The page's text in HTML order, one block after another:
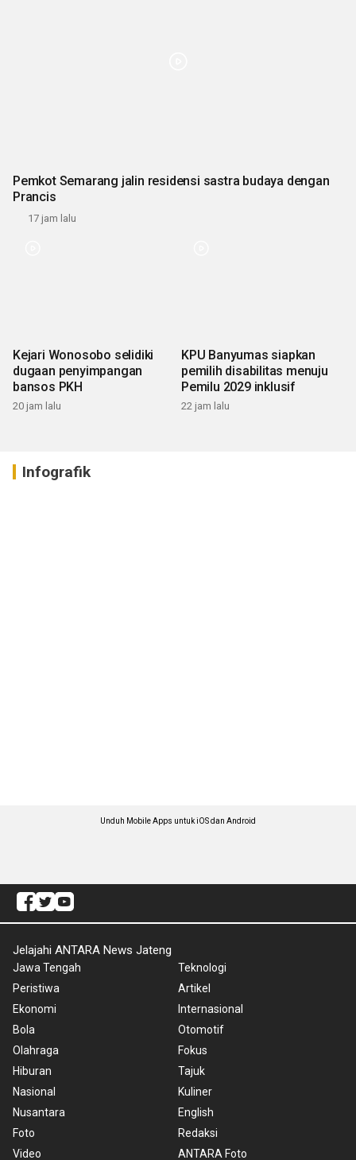
Pemkot Semarang jalin residensi sastra budaya dengan
Prancis
17 jam lalu
Kejari Wonosobo selidiki
dugaan penyimpangan
bansos PKH
20 jam lalu
KPU Banyumas siapkan
pemilih disabilitas menuju
Pemilu 2029 inklusif
22 jam lalu
Infografik
Unduh Mobile Apps untuk iOS dan Android
Jelajahi ANTARA News Jateng
Jawa Tengah
Peristiwa
Ekonomi
Bola
Olahraga
Hiburan
Nasional
Nusantara
Foto
Video
Teknologi
Artikel
Internasional
Otomotif
Fokus
Tajuk
Kuliner
English
Redaksi
ANTARA Foto